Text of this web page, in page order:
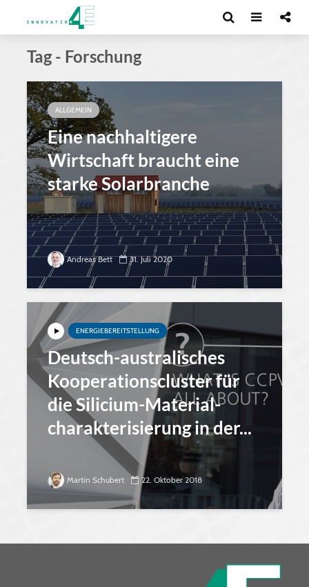
Tag - Forschung
ALLGEMEIN
Eine nachhaltigere
Wirtschaft braucht eine
starke Solarbranche
Andreas Bett 31. Juli 2020
ENERGIEBEREITSTELLUNG
Deutsch-australisches
Kooperations­cluster für
die Silicium-Material­
charak­ter­i­sierung in der...
Martin Schubert 22. Oktober 2018